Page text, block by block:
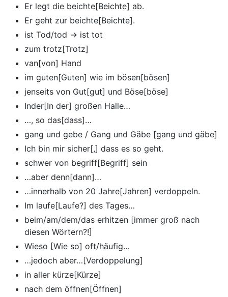
Er legt die beichte[Beichte] ab.
Er geht zur beichte[Beichte].
ist Tod/tod -> ist tot
zum trotz[Trotz]
van[von] Hand
im guten[Guten] wie im bösen[bösen]
jenseits von Gut[gut] und Böse[böse]
Inder[In der] großen Halle…
…, so das[dass]…
gang und gebe / Gang und Gäbe [gang und gäbe]
Ich bin mir sicher[,] dass es so geht.
schwer von begriff[Begriff] sein
…aber denn[dann]…
…innerhalb von 20 Jahre[Jahren] verdoppeln.
Im laufe[Laufe?] des Tages…
beim/am/dem/das erhitzen [immer groß nach
diesen Wörtern?!]
Wieso [Wie so] oft/häufig…
…jedoch aber…[Verdoppelung]
in aller kürze[Kürze]
nach dem öffnen[Öffnen]